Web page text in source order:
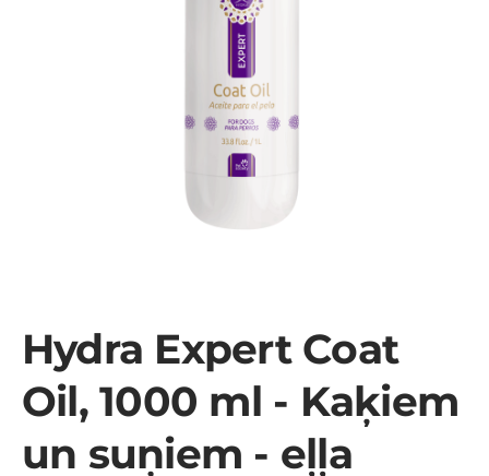
Hydra Expert Coat
Oil, 1000 ml - Kaķiem
un suņiem - eļļa